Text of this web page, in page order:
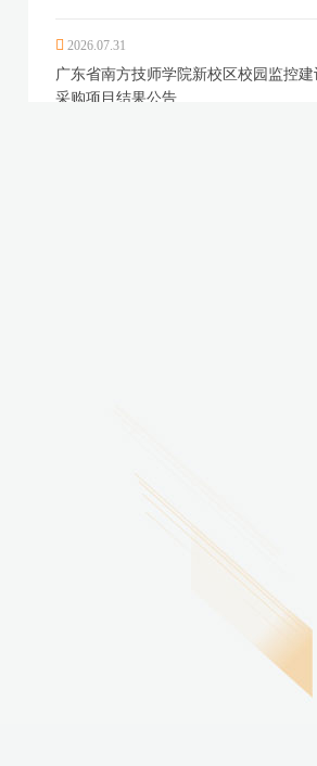
2026.07.31
广东省南方技师学院新校区校园监控建
采购项目结果公告
衣机服务项目流标公告